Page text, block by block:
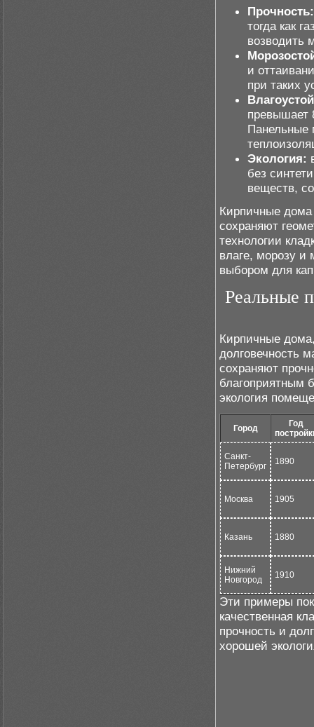
Прочность:
тогда как
возводить
и
при таких
превышает
Панельные
Экология:
без
веществ,
Кирпичные
сохраняют
технологии
влаге, морозу и
выбором для
Реальные
Кирпичные
долговечность
сохраняют
благоприятным
экология
Город
Год
Санкт-
Петербург
1890
Москва 1905
Казань 1880
Нижний
Новгород
1910
Эти примеры
качественная
прочность и
хорошей